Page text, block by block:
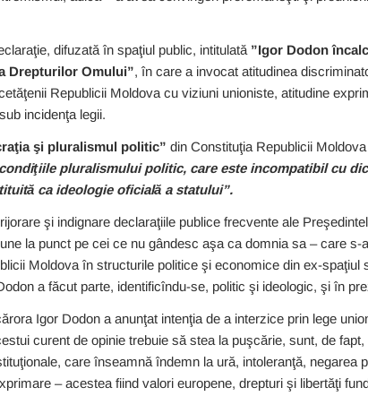
difuzată în spaţiul public, intitulată ”Igor Dodon
Drepturilor Omului”, în care a invocat atitudinea
Republicii Moldova cu viziuni unioniste, atitudine
incidenţa legii.
şi pluralismul politic” din Constituţia Republicii
pluralismului politic, care este incompatibil cu
ca ideologie oficială a statului”.
şi indignare declaraţiile publice frecvente ale
la punct pe cei ce nu gândesc aşa ca domnia sa – care s-
Moldova în structurile politice şi economice din ex-spaţiul
a făcut parte, identificîndu-se, politic şi ideologic, şi în
Igor Dodon a anunţat intenţia de a interzice prin lege
curent de opinie trebuie să stea la puşcărie, sunt, de
care înseamnă îndemn la ură, intoleranţă, negarea
– acestea fiind valori europene, drepturi şi libertăţi